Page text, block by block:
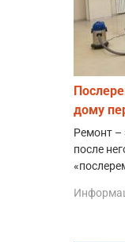
дому
Ремонт –
после